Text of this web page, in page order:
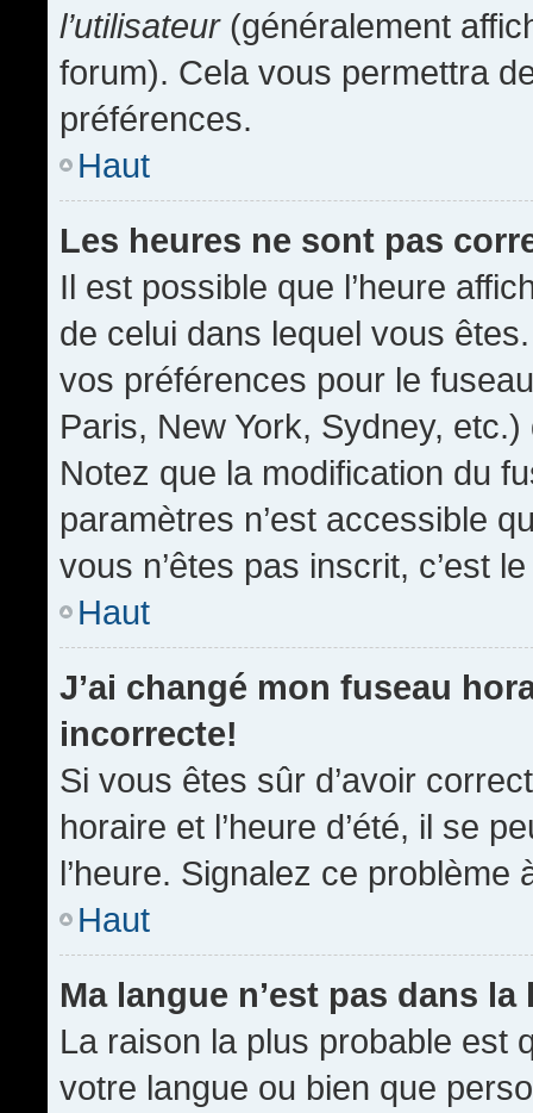
l’utilisateur(généralement
forum). Cela vous permettra
préférences.
Haut
Les heures ne sont pas
Il est possible que l’heure
de celui dans lequel vous
vos préférences pour le
Paris, New York, Sydney,
Notez que la modification du
paramètres n’est accessible
vous n’êtes pas inscrit, c’est
Haut
J’ai changé mon fuseau
incorrecte!
Si vous êtes sûr d’avoir
horaire et l’heure d’été, il se
l’heure. Signalez ce problème
Haut
Ma langue n’est pas dans la
La raison la plus probable est
votre langue ou bien que